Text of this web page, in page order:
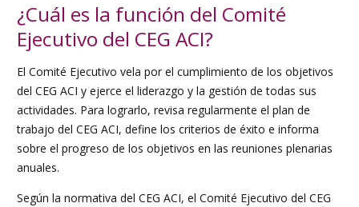
¿Cuál es la función del Comité
Ejecutivo del CEG ACI?
El Comité Ejecutivo vela por el cumplimiento de los objetivos
del CEG ACI y ejerce el liderazgo y la gestión de todas sus
actividades. Para lograrlo, revisa regularmente el plan de
trabajo del CEG ACI, define los criterios de éxito e informa
sobre el progreso de los objetivos en las reuniones plenarias
anuales.
Según la normativa del CEG ACI, el Comité Ejecutivo del CEG